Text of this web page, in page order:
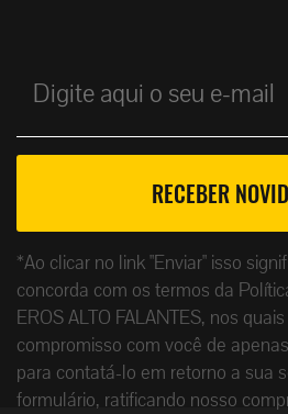
*Ao clicar no link "Enviar" isso
concorda com os termos da
EROS ALTO FALANTES, nos
compromisso com você de
para contatá-lo em retorno a sua
formulário, ratificando nosso